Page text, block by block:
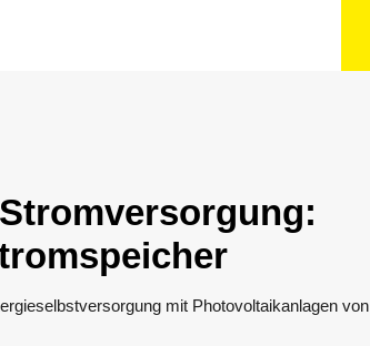
mit Photovoltaikanlagen von